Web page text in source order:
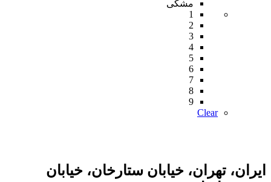
مشکی
1
2
3
4
5
6
7
8
9
Clear
ایران، تهران، خیابان ستارخان، خیابان